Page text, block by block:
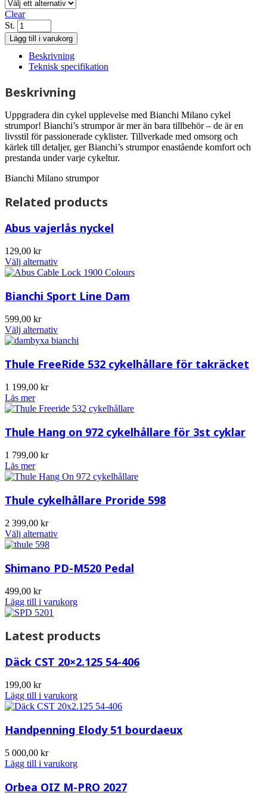
Clear
St.
Lägg till i varukorg
Beskrivning
Teknisk specifikation
Beskrivning
Uppgradera din cykel upplevelse med Bianchi Milano cykel
strumpor! Bianchi’s strumpor är mer än bara tillbehör – de är en
livsstil för passionerade cyklister. Tillverkade med omsorg och
kärlek till detaljer, ger Bianchi’s strumpor enastående komfort och
prestanda under varje cykeltur.
Bianchi Milano strumpor
Related products
Abus vajerlås nyckel
129,00 kr
Välj alternativ
Bianchi Sport Line Dam
599,00 kr
Välj alternativ
Thule FreeRide 532 cykelhållare för takräcket
1 199,00 kr
Läs mer
Thule Hang on 972 cykelhållare för 3st cyklar
1 799,00 kr
Läs mer
Thule cykelhållare Proride 598
2 399,00 kr
Välj alternativ
Shimano PD-M520 Pedal
499,00 kr
Lägg till i varukorg
Latest products
Däck CST 20×2.125 54-406
199,00 kr
Lägg till i varukorg
Handpenning Elody 51 bourdaeux
5 000,00 kr
Lägg till i varukorg
Orbea OIZ M-PRO 2027